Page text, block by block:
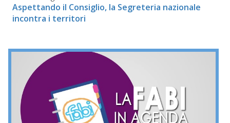
Aspettando il Consiglio, la Segreteria nazionale
incontra i territori